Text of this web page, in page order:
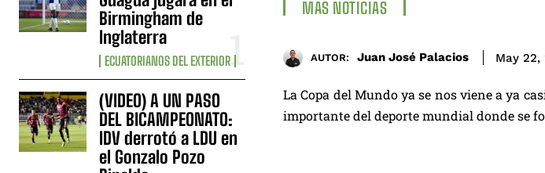
Birmingham de
Inglaterra
ECUATORIANOS DEL EXTERIOR
(VIDEO) A UN PASO
DEL BICAMPEONATO:
IDV derrotó a LDU en
el Gonzalo Pozo
MAS NOTICIAS
AUTOR: Juan José Palacios May 22,
La Copa del Mundo ya se nos viene a ya
importante del deporte mundial donde se